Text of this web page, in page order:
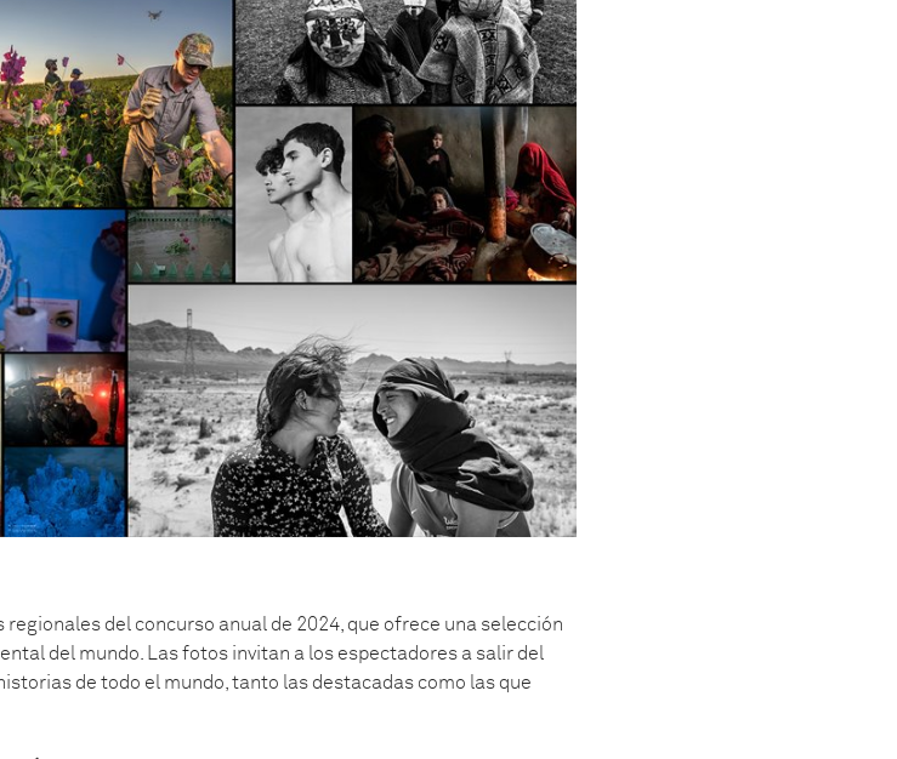
del concurso anual de 2024, que ofrece una selección
del mundo. Las fotos invitan a los espectadores a salir del
de todo el mundo, tanto las destacadas como las que